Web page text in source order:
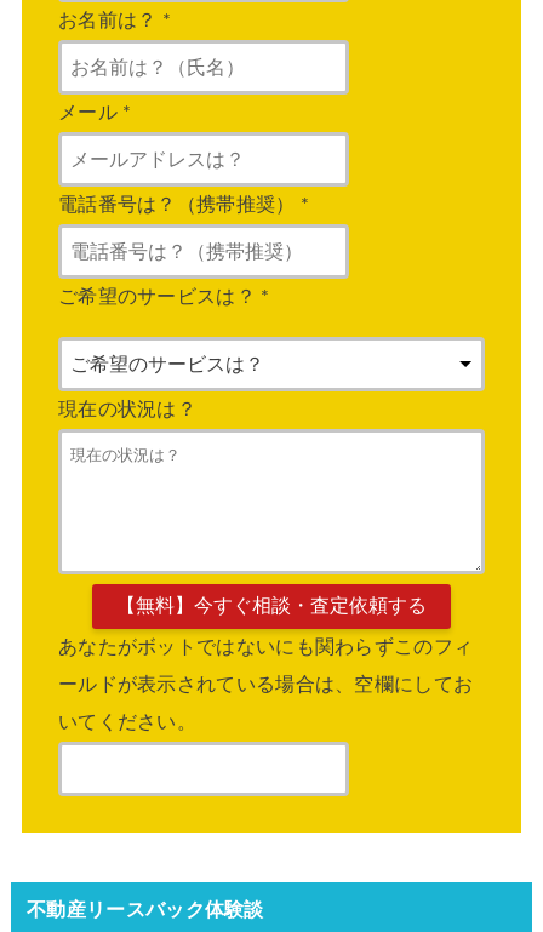
お名前は？ *
メール *
電話番号は？（携帯推奨） *
ご希望のサービスは？ *
現在の状況は？
あなたがボットではないにも関わらずこのフィ
ールドが表示されている場合は、空欄にしてお
いてください。
不動産リースバック体験談